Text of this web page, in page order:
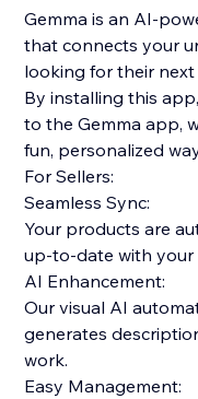
Gemma is an AI-
that connects your
looking for their next
By installing this
to the Gemma app,
fun, personalized
For Sellers:
Seamless Sync:
Your products are
up-to-date with your
AI Enhancement:
Our visual AI
generates
work.
Easy Management: